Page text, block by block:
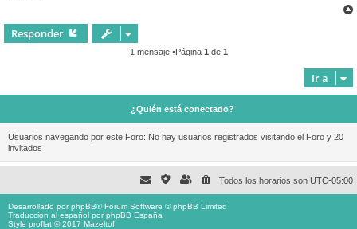
Responder
1 mensaje •Página 1 de 1
Ir a
¿Quién está conectado?
Usuarios navegando por este Foro: No hay usuarios registrados visitando el Foro y 20
invitados
Todos los horarios son UTC-05:00
Desarrollado porphpBB® Forum Software © phpBB Limited
Traducción al español porphpBB España
Style proflat © 2017 Mazeltof